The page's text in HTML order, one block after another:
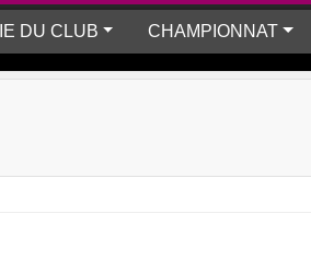
DU CLUB CHAMPIONNAT